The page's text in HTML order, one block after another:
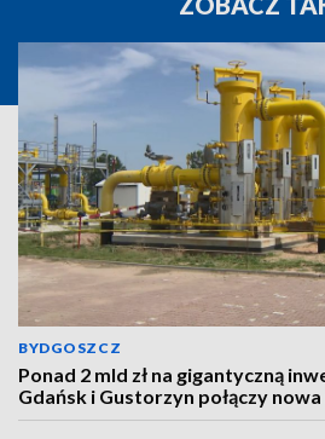
BYDGOSZCZ
Ponad 2 mld zł na gigantyczną
Gdańsk i Gustorzyn połączy